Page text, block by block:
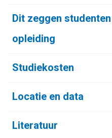
Dit zeggen
opleiding
Studiekosten
Locatie en data
Literatuur